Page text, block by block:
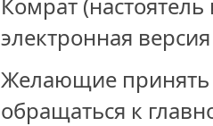
электронная
Желающие принять
обращаться к